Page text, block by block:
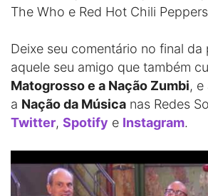
The Who e Red Hot Chili
Deixe seu comentário no final da
aquele seu amigo que também
Matogrosso e a Nação Zumbi,
a Nação da Música nas Redes
Twitter, Spotify e Instagram.